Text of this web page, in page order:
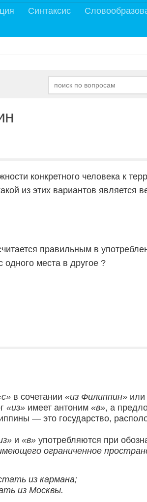
Синтаксис
конкретного человека к
из этих вариантов является
правильным в
одного места в другое ?
в сочетании «из Филиппин» или
«из» имеет антоним «в», а
— это государство,
и «в» употребляются при
ограниченное
из кармана;
из Москвы.